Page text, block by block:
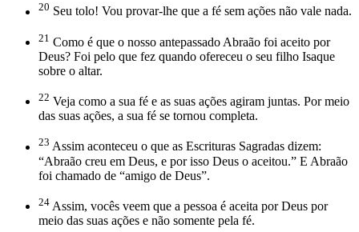
20 Seu tolo! Vou provar-lhe que a fé sem ações não vale nada.
21 Como é que o nosso antepassado Abraão foi aceito por
Deus? Foi pelo que fez quando ofereceu o seu filho Isaque
sobre o altar.
22 Veja como a sua fé e as suas ações agiram juntas. Por meio
das suas ações, a sua fé se tornou completa.
23 Assim aconteceu o que as Escrituras Sagradas dizem:
“Abraão creu em Deus, e por isso Deus o aceitou.” E Abraão
foi chamado de “amigo de Deus”.
24 Assim, vocês veem que a pessoa é aceita por Deus por
meio das suas ações e não somente pela fé.